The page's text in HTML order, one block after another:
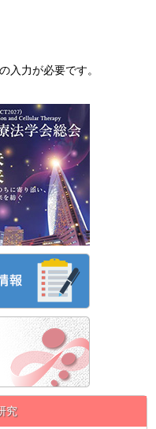
入力が必要です。
究